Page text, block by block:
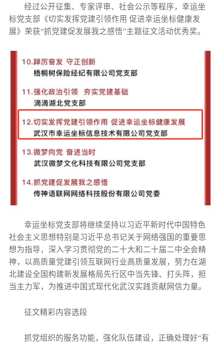
经过公开征集、专家评审、社会公示等程序，幸运坐
标党支部《切实发挥党建引领作用 促进幸运坐标健康发
展》荣获“抓党建促发展我之感悟”主题征文活动优秀奖。
幸运坐标党支部将继续坚持以习近平新时代中国特色
社会主义思想特别是习近平总书记关于网络强国的重要思
想为指导，深入学习贯彻党的二十大和二十届二中全会精
神，以高质量党建引领互联网行业高质量发展，努力在湖
北建设全国构建新发展格局先行区中当先锋、打头阵，担
当主力军，为推进中国式现代化武汉实践贡献网信力量。
征文精彩内容选段
抓党组织的服务功能，强化队伍建设，正确处理好“有